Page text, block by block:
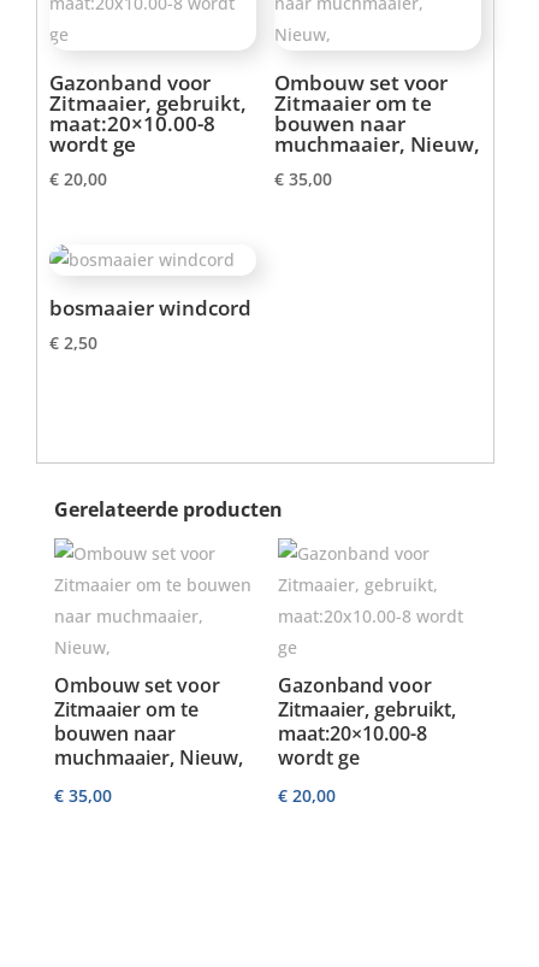
Gazonband voor
Zitmaaier, gebruikt,
maat:20×10.00-8
wordt ge
€ 20,00
Ombouw set voor
Zitmaaier om te
bouwen naar
muchmaaier, Nieuw,
€35,00
bosmaaier windcord
€ 2,50
Gerelateerde producten
Ombouw set voor
Zitmaaier om te
bouwen naar
muchmaaier, Nieuw,
€35,00
Gazonband voor
Zitmaaier, gebruikt,
maat:20×10.00-8
wordt ge
€ 20,00